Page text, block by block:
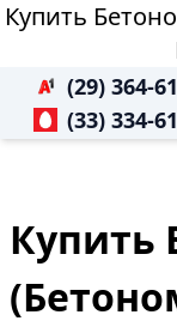
Купить
(29) 364-
(33) 334-
Купить